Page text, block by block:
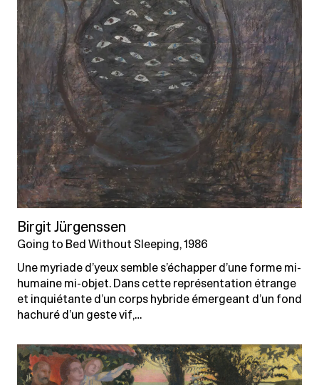
Birgit Jürgenssen
Going to Bed Without Sleeping, 1986
Une myriade d’yeux semble s’échapper d’une forme mi-
humaine mi-objet. Dans cette représentation étrange
et inquiétante d’un corps hybride émergeant d’un fond
hachuré d’un geste vif,…